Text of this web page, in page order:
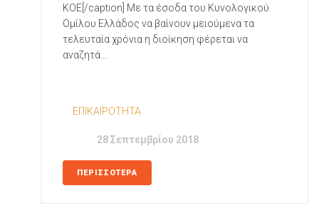
KOE[/caption] Με τα έσοδα του Κυνολογικού
Ομίλου Ελλάδος να βαίνουν μειούμενα τα
τελευταία χρόνια η διοίκηση φέρεται να
αναζητά...
EΠΙΚΑΙΡΟΤΗΤΑ
28 Σεπτεμβρίου 2018
ΠΕΡΙΣΣΟΤΕΡΑ